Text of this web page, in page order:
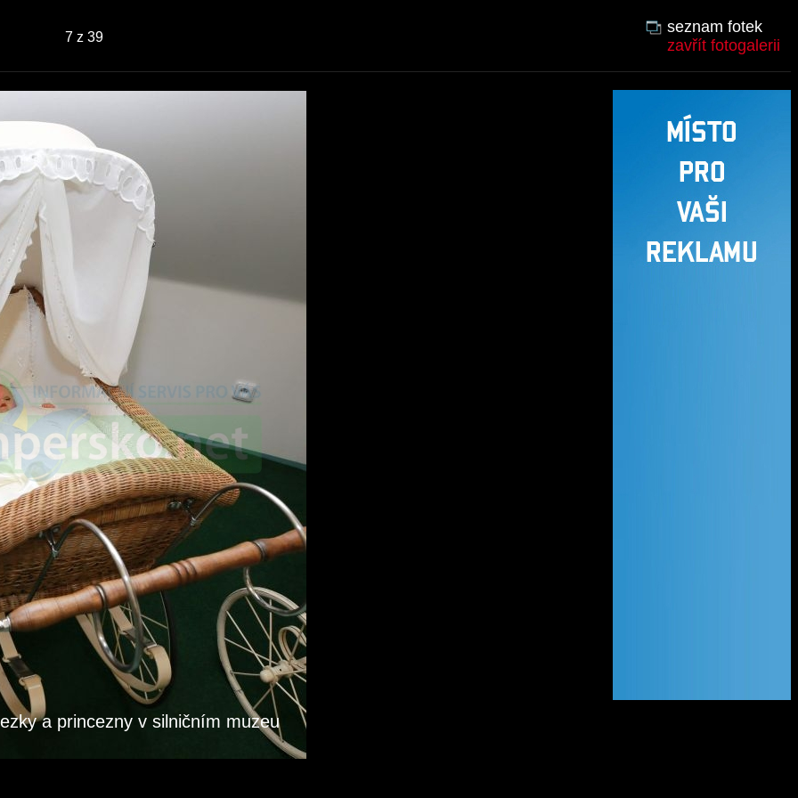
seznam fotek
zavřít fotogalerii
7z 39
a princezny v silničním muzeu